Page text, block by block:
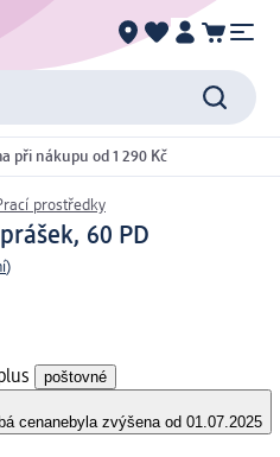
při nákupu od 1 290 Kč
prostředky
60 PD
)
poštovné
cenanebyla zvýšena od 01.07.2025